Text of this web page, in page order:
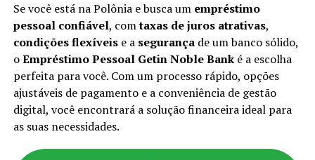
Se você está na Polônia e busca um empréstimo
pessoal confiável, comtaxas de juros atrativas,
condições flexíveise a segurançade um banco sólido,
oEmpréstimo Pessoal Getin Noble Banké a escolha
perfeita para você. Com um processo rápido, opções
ajustáveis de pagamento e a conveniência de gestão
digital, você encontrará a solução financeira ideal para
as suas necessidades.